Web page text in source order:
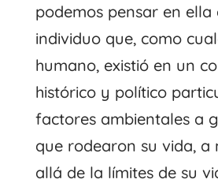
podemos pensar en ella
individuo que, como
humano, existió en un
histórico y político
factores ambientales a
que rodearon su vida, a
allá de la límites de su